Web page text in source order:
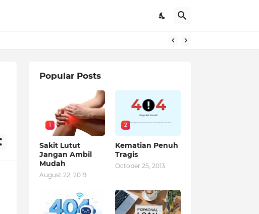
Popular Posts
1
Sakit Lutut
Jangan Ambil
Mudah
August 22, 2019
2
Kematian Penuh
Tragis
October 25, 2013